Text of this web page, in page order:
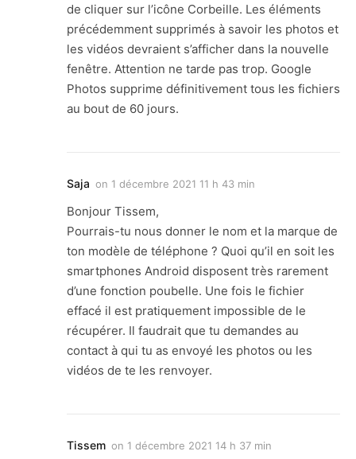
de cliquer sur l’icône Corbeille. Les éléments
précédemment supprimés à savoir les photos et
les vidéos devraient s’afficher dans la nouvelle
fenêtre. Attention ne tarde pas trop. Google
Photos supprime définitivement tous les fichiers
au bout de 60 jours.
Saja on 1 décembre 2021 11 h 43 min
Bonjour Tissem,
Pourrais-tu nous donner le nom et la marque de
ton modèle de téléphone ? Quoi qu’il en soit les
smartphones Android disposent très rarement
d’une fonction poubelle. Une fois le fichier
effacé il est pratiquement impossible de le
récupérer. Il faudrait que tu demandes au
contact à qui tu as envoyé les photos ou les
vidéos de te les renvoyer.
Tissem on 1 décembre 2021 14 h 37 min